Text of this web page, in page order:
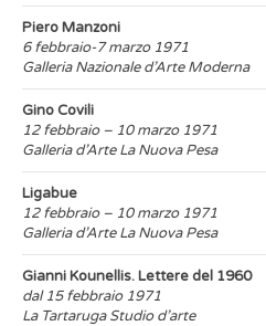
Piero Manzoni
6 febbraio-7 marzo 1971
Galleria Nazionale d’Arte Moderna
Gino Covili
12 febbraio – 10 marzo 1971
Galleria d’Arte La Nuova Pesa
Ligabue
12 febbraio – 10 marzo 1971
Galleria d’Arte La Nuova Pesa
Gianni Kounellis. Lettere del 1960
dal 15 febbraio 1971
La Tartaruga Studio d’arte